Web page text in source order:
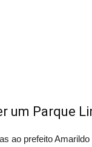
um Parque
ao prefeito